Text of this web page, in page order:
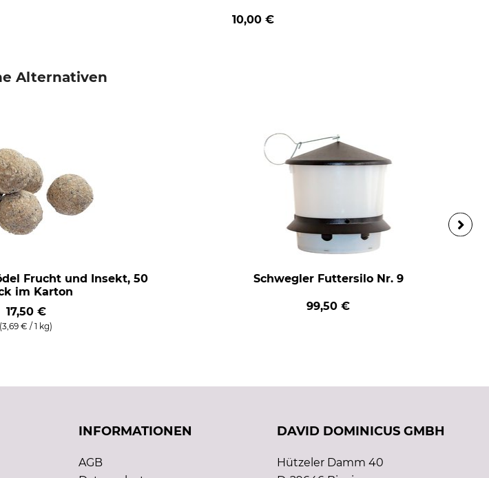
10,00 €
Alternativen
Frucht und Insekt, 50
im Karton
17,50 €
(3,69 € / 1 kg)
Schwegler Futtersilo Nr. 9
99,50 €
INFORMATIONEN
AGB
DAVID DOMINICUS GMBH
Hützeler Damm 40